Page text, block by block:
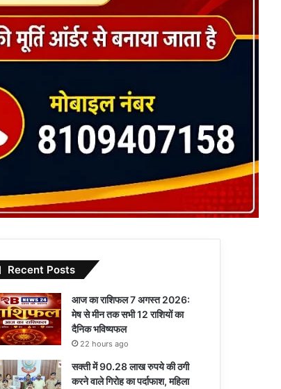
Recent Posts
आज का राशिफल 7 अगस्त 2026:
मेष से मीन तक सभी 12 राशियों का
दैनिक भविष्यफल
22 hours ago
सक्ती में 90.28 लाख रुपये की ठगी
करने वाले गिरोह का पर्दाफाश, महिला